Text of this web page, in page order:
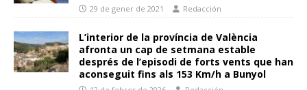
29 de gener de 2021 Redacción
L’interior de la província de València
afronta un cap de setmana estable
després de l’episodi de forts vents que han
aconseguit fins als 153 Km/h a Bunyol